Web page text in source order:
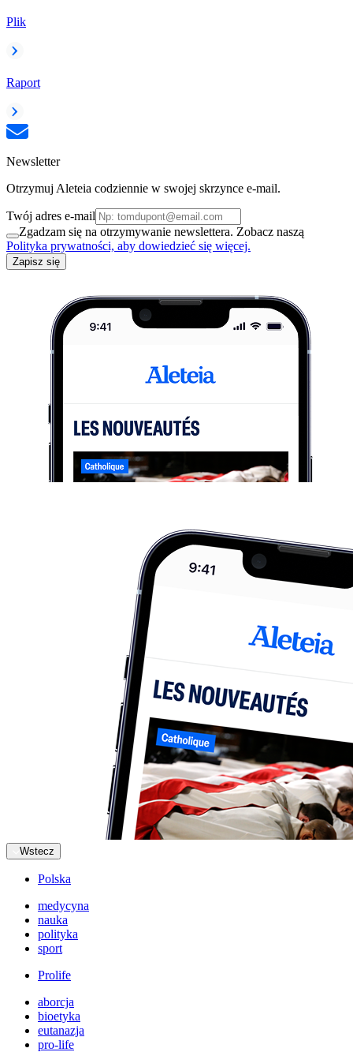
Plik
Raport
Newsletter
Otrzymuj Aleteia codziennie w swojej skrzynce e-mail.
Twój adres e-mail
Zgadzam się na otrzymywanie newslettera. Zobacz naszą
Polityka prywatności, aby dowiedzieć się więcej.
Zapisz się
Wstecz
Polska
medycyna
nauka
polityka
sport
Prolife
aborcja
bioetyka
eutanazja
pro-life